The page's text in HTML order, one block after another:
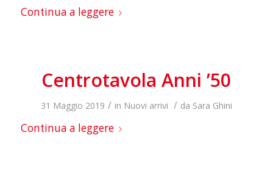
Continua a leggere
Centrotavola Anni ’50
31 Maggio 2019 / in Nuovi arrivi / da Sara Ghini
Continua a leggere